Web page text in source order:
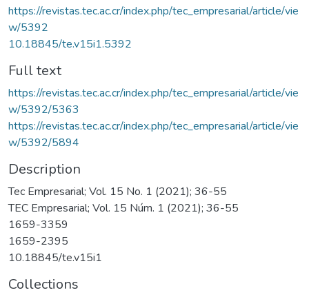
https://revistas.tec.ac.cr/index.php/tec_empresarial/article/vie
w/5392
10.18845/te.v15i1.5392
Full text
https://revistas.tec.ac.cr/index.php/tec_empresarial/article/vie
w/5392/5363
https://revistas.tec.ac.cr/index.php/tec_empresarial/article/vie
w/5392/5894
Description
Tec Empresarial; Vol. 15 No. 1 (2021); 36-55
TEC Empresarial; Vol. 15 Núm. 1 (2021); 36-55
1659-3359
1659-2395
10.18845/te.v15i1
Collections